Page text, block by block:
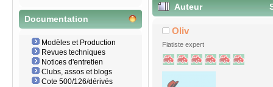
Documentation
Modèles et Production
Revues techniques
Notices d'entretien
Clubs, assos et blogs
Cote 500/126/dérivés
Auteur
Oliv
Fiatiste expert